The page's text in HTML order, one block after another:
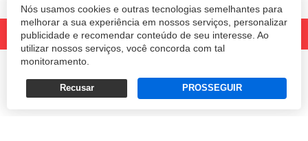
Nós usamos cookies e outras tecnologias semelhantes para
melhorar a sua experiência em nossos serviços, personalizar
publicidade e recomendar conteúdo de seu interesse. Ao
utilizar nossos serviços, você concorda com tal
monitoramento.
Recusar PROSSEGUIR
Termos e Políticas de Uso Privacidade